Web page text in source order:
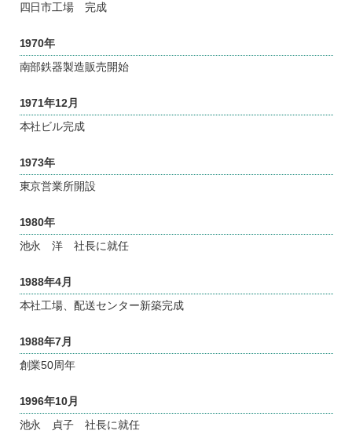
四日市工場 完成
1970年
南部鉄器製造販売開始
1971年12月
本社ビル完成
1973年
東京営業所開設
1980年
池永 洋 社長に就任
1988年4月
本社工場、配送センター新築完成
1988年7月
創業50周年
1996年10月
池永 貞子 社長に就任